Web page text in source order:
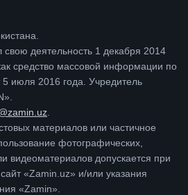
свою деятельность 1 декабря 2014
средство массовой информации по
5 июля 2016 года. Учредитель
материалов или частичное
фотографических,
видеоматериалов допускается при
«Zamin.uz» и/или указания
«Zamin».